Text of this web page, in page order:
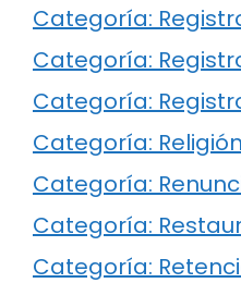
Categoría:
Categoría:
Categoría:
Categoría:
Categoría:
Categoría:
Categoría: